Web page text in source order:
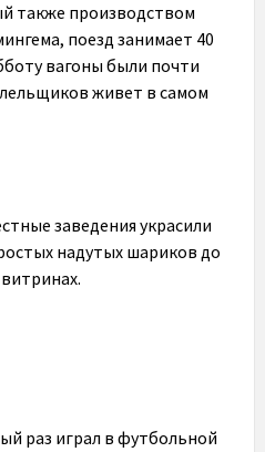
также производством
поезд занимает 40
вагоны были почти
живет в самом
заведения украсили
надутых шариков до
раз играл в футбольной